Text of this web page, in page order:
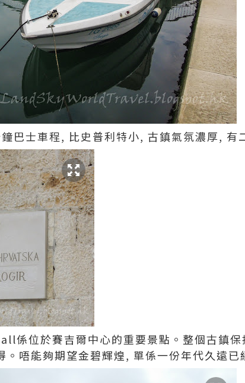
巴士車程, 比史普利特小, 古鎮氣氛濃厚, 有
位於賽吉爾中心的重要景點。整個古鎮保
。唔能夠期望金碧輝煌, 單係一份年代久遠已